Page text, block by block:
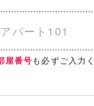
屋番号も必ずご入力